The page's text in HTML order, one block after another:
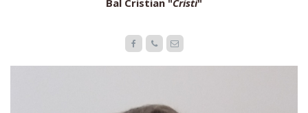
Bal Cristian "Cristi"
  